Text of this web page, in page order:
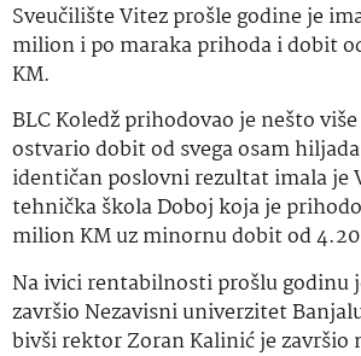
Sveučilište Vitez prošle godine je
milion i po maraka prihoda i dobit
KM.
BLC Koledž prihodovao je nešto
ostvario dobit od svega osam
identičan poslovni rezultat imala je
tehnička škola Doboj koja je
milion KM uz minornu dobit od
Na ivici rentabilnosti prošlu godinu
završio Nezavisni univerzitet
bivši rektor Zoran Kalinić je završio